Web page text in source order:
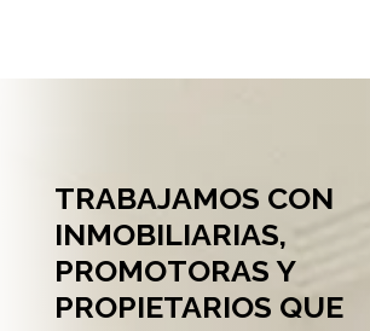
TRABAJAMOS CON
INMOBILIARIAS,
PROMOTORAS Y
PROPIETARIOS QUE